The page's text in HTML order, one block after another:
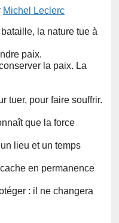
Michel Leclerc
la nature tue à
paix.
la paix. La
tuer, pour faire souffrir.
que la force
lieu et un temps
en permanence
: il ne changera